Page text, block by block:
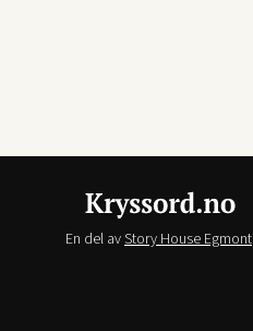
En del avStory House Egmont